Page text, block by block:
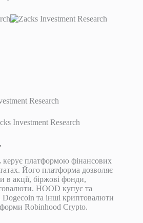
Research
Investment Research
керує платформою фінансових
Його платформа дозволяє
в акції, біржові фонди,
HOOD купує та
та інші криптовалюти
Robinhood Crypto.